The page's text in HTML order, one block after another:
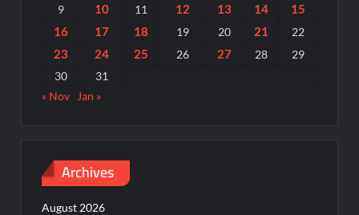
9 10 11 12 13 14
15
16
17 18 19 20 21 22
23 24 25 26 27 28
29
30
31
« Nov
Jan »
Archives
August 2026